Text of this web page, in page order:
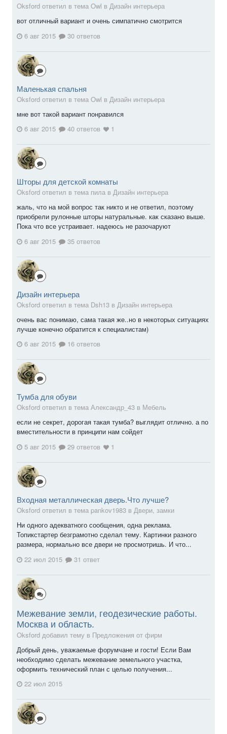
Oksford ответил в тема Owl в Дизайн интерьера
вот отличный вариант и очень симпатично смотрится
6 авг 2015
30 ответов
Маленькая спальня
Oksford ответил в тема Owl в Дизайн интерьера
мне вот такой вариант понравился
6 авг 2015
40 ответов 1
Шторы для детской комнаты
Oksford ответил в тема пила в Дизайн интерьера
жаль, что на мой вопрос так никто и не ответил, поэтому
приобрели рулонные шторы натуральные. как сказано выше.
Пока что все устраивает. надеюсь не разочаруют
6 авг 2015
35 ответов
Дизайн интерьера
Oksford ответил в тема Dsh13 в Дизайн интерьера
очень вас понимаю, сама такая же..но в некоторых ситуациях
лучше конечно обратится к специалистам)
6 авг 2015
16 ответов
Тумба для обуви
Oksford ответил в тема Александр_43 в Мебель
если не секрет, дорогая такая тумба? выглядит отлично. а по
вместительности в принципи нам сойдет
5 авг 2015
29 ответов 1
Входная металлическая дверь.Что лучше?
Oksford ответил в тема pankov1983 в Двери, замки
Ни одного адекватного сообщения, одна реклама.
Топикстартер безграмотно сделал тему. Картинки разного
размера, нормально все двери не просмотришь. И что...
22 июл 2015
31 ответ
Межевание земли, геодезические работы.
Москва и область.
Oksford добавил тему в Предложения от фирм
Добрый день, уважаемые форумчане и гости! Если Вам
необходимо сделать межевание земельного участка,
оформить технический план с целью получения...
22 июл 2015